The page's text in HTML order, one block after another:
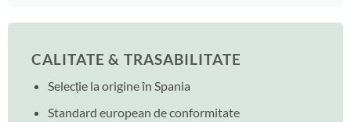
CALITATE & TRASABILITATE
Selecție la origine în Spania
Standard european de conformitate